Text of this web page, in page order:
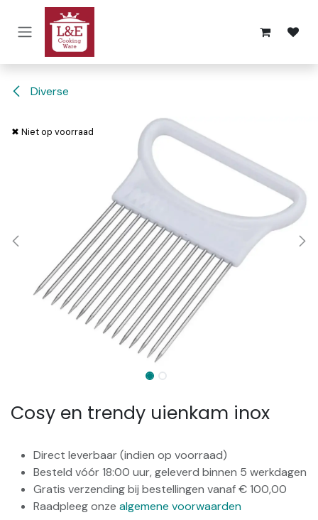
Overslaan naar inhoud
Diverse
✖ Niet op voorraad
✖ Niet op voorraad
Cosy en trendy uienkam inox
Direct leverbaar (indien op voorraad)
Besteld vóór 18:00 uur, geleverd binnen 5 werkdagen
Gratis verzending bij bestellingen vanaf € 100,00
Raadpleeg onze algemene voorwaarden